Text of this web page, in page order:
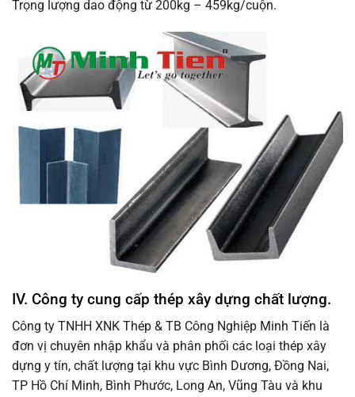
Trọng lượng dao động từ 200kg – 459kg/cuộn.
IV. Công ty cung cấp thép xây dựng chất lượng.
Công ty TNHH XNK Thép & TB Công Nghiệp Minh Tiến là
đơn vị chuyên nhập khẩu và phân phối các loại thép xây
dựng y tín, chất lượng tại khu vực Bình Dương, Đồng Nai,
TP Hồ Chí Minh, Bình Phước, Long An, Vũng Tàu và khu